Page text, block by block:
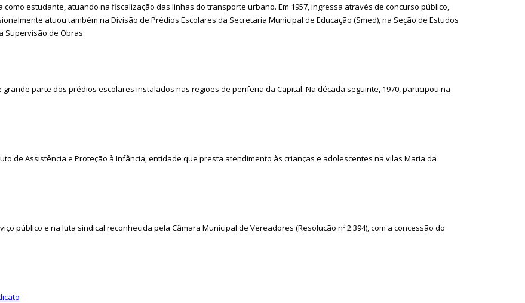
estudante, atuando na fiscalização das linhas do transporte urbano. Em 1957, ingressa através de concurso público,
atuou também na Divisão de Prédios Escolares da Secretaria Municipal de Educação (Smed), na Seção de Estudos
Supervisão de Obras.
parte dos prédios escolares instalados nas regiões de periferia da Capital. Na década seguinte, 1970, participou na
de Assistência e Proteção à Infância, entidade que presta atendimento às crianças e adolescentes na vilas Maria da
público e na luta sindical reconhecida pela Câmara Municipal de Vereadores (Resolução nº 2.394), com a concessão do